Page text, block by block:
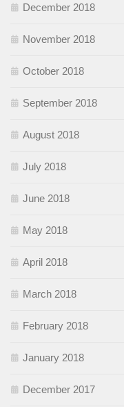
December 2018
November 2018
October 2018
September 2018
August 2018
July 2018
June 2018
May 2018
April 2018
March 2018
February 2018
January 2018
December 2017